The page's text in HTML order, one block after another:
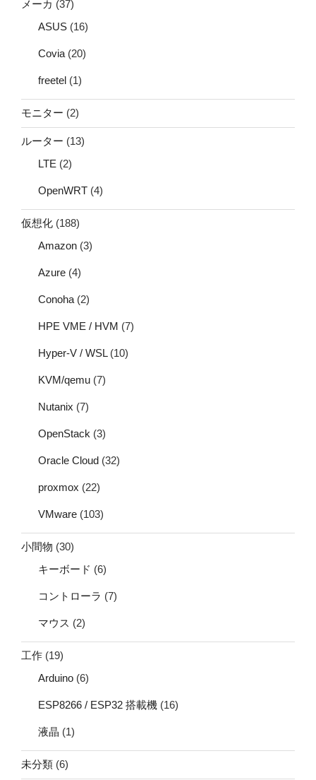
メーカ (37)
ASUS (16)
Covia (20)
freetel (1)
モニター (2)
ルーター (13)
LTE (2)
OpenWRT (4)
仮想化 (188)
Amazon (3)
Azure (4)
Conoha (2)
HPE VME / HVM (7)
Hyper-V / WSL(10)
KVM/qemu (7)
Nutanix (7)
OpenStack (3)
Oracle Cloud (32)
proxmox (22)
VMware (103)
小間物 (30)
キーボード (6)
コントローラ (7)
マウス (2)
工作 (19)
Arduino (6)
ESP8266 / ESP32 搭載機 (16)
液晶 (1)
未分類 (6)